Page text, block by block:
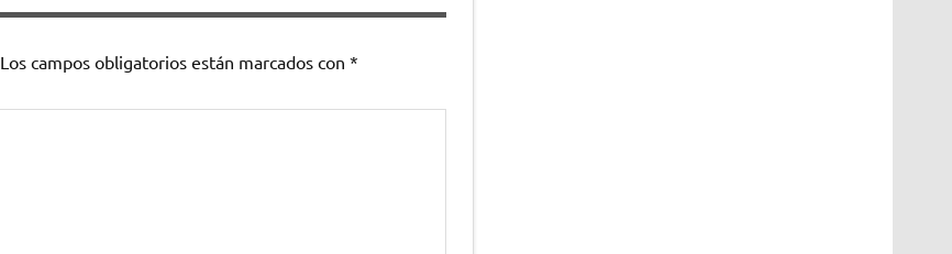
Los campos obligatorios están marcados con *